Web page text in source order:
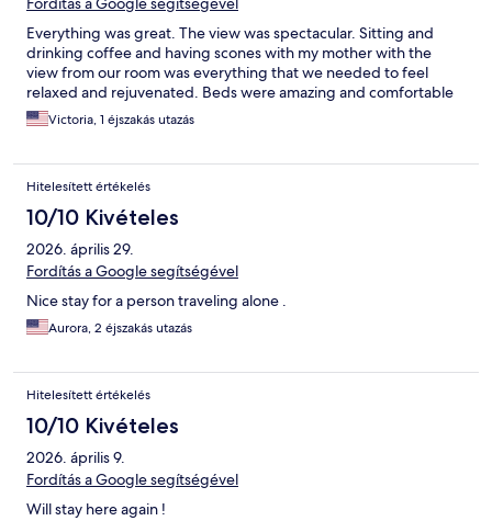
Everything was great. The view was spectacular. Sitting and
drinking coffee and having scones with my mother with the
view from our room was everything that we needed to feel
relaxed and rejuvenated. Beds were amazing and comfortable
Victoria, 1 éjszakás utazás
Hitelesített értékelés
10/10 Kivételes
2026. április 29.
Fordítás a Google segítségével
Nice stay for a person traveling alone .
Aurora, 2 éjszakás utazás
Hitelesített értékelés
10/10 Kivételes
2026. április 9.
Fordítás a Google segítségével
Will stay here again !